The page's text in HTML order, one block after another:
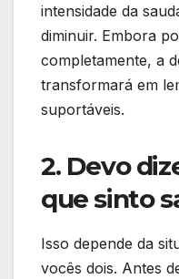
intensidade da
diminuir. Embora
completamente, a
transformará em
suportáveis.
2. Devo
que sinto
Isso depende da
vocês dois. Antes